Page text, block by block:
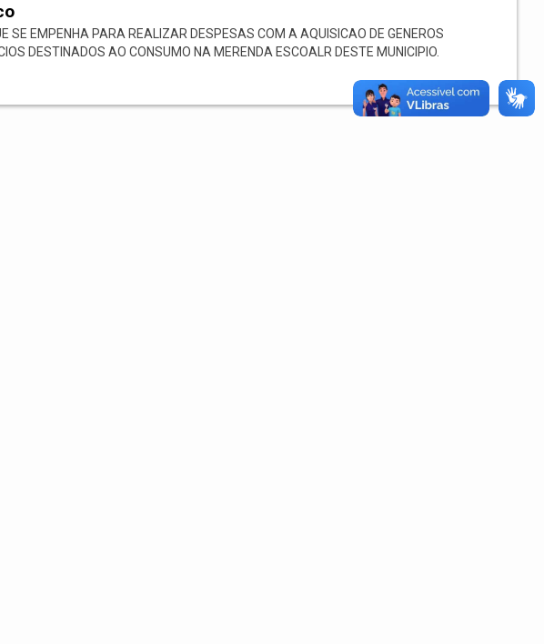
SE EMPENHA PARA REALIZAR DESPESAS COM A AQUISICAO DE GENEROS
DESTINADOS AO CONSUMO NA MERENDA ESCOALR DESTE MUNICIPIO.